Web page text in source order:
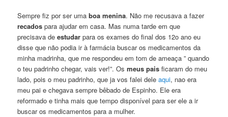
Sempre fiz por ser umaboa menina. Não me recusava a fazer
recados para ajudar em casa. Mas numa tarde em que
precisava deestudar para os exames do final dos 12o ano eu
disse que não podia ir à farmácia buscar os medicamentos da
minha madrinha, que me respondeu em tom de ameaça ” quando
o teu padrinho chegar, vais ver!”. Osmeus pais ficaram do meu
lado, pois o meu padrinho, que ja vos falei deleaqui, nao era
meu pai e chegava sempre bêbado de Espinho. Ele era
reformado e tinha mais que tempo disponível para ser ele a ir
buscar os medicamentos para a mulher.